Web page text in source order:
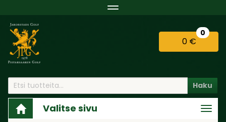
Navigaatio
0 €
0
Haku
Valitse sivu